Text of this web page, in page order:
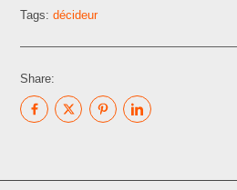
Tags:décideur
Share: